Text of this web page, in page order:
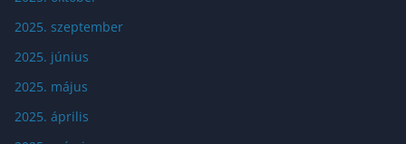
2025. szeptember
2025. június
2025. május
2025. április